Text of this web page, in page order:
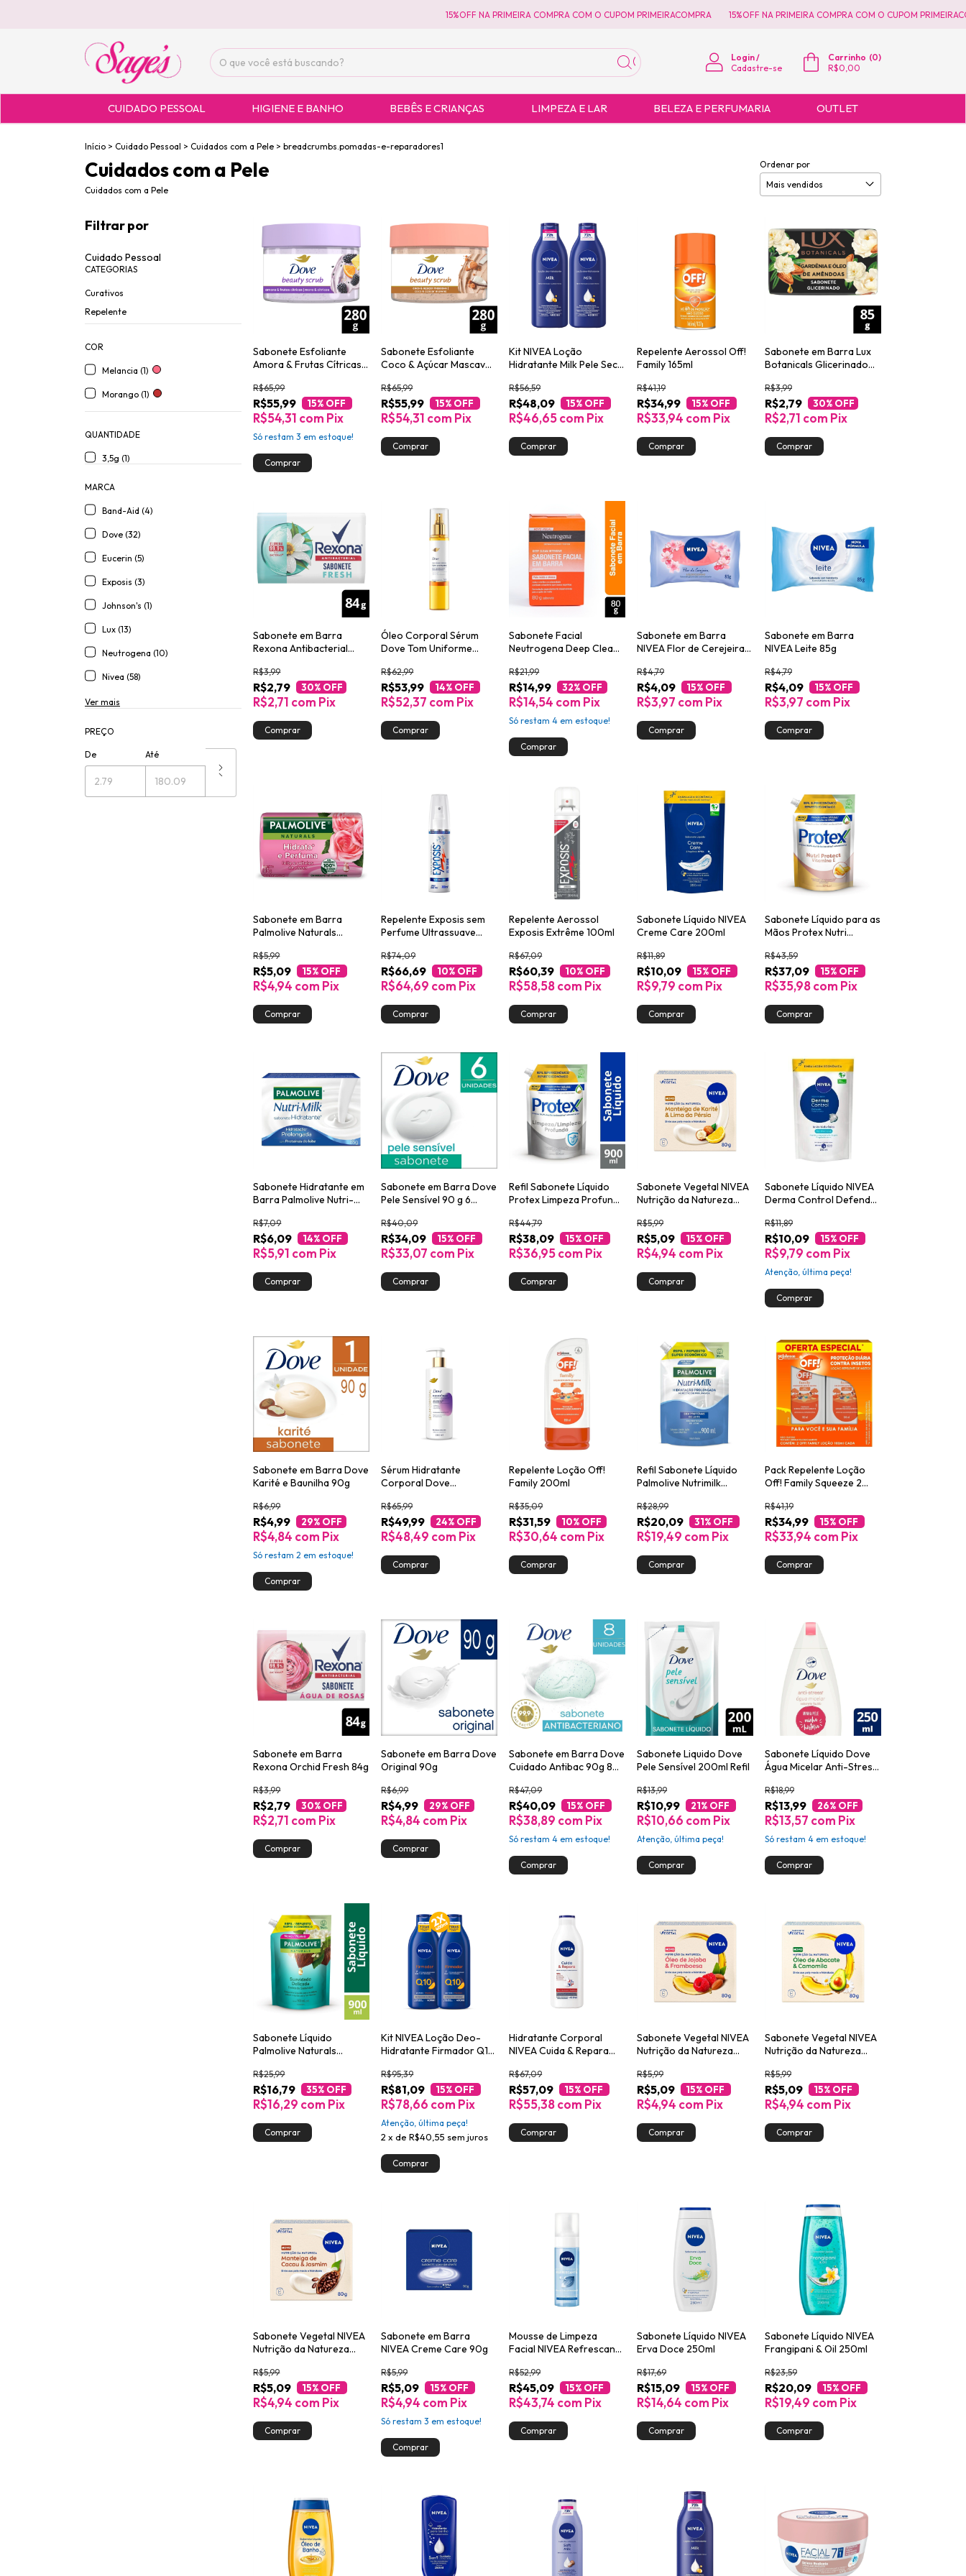
15%OFF NA PRIMEIRA COMPRA COM O CUPOM PRIMEIRACOMPRA 15%OFF NA PRIMEIRA COMPRA COM O CUPOM PRIMEIRACOMPRA
Login /
Cadastre-se
Carrinho (0)
R$0,00
CUIDADO PESSOAL HIGIENE E BANHO BEBÊS E CRIANÇAS LIMPEZA E LAR BELEZA E PERFUMARIA OUTLET
Início > Cuidado Pessoal > Cuidados com a Pele > breadcrumbs.pomadas-e-reparadores1
Cuidados com a Pele
Cuidados com a Pele
Ordenar por
Filtrar por
Cuidado Pessoal
CATEGORIAS
Curativos
Repelente
COR
Melancia (1)
Morango (1)
QUANTIDADE
3,5g (1)
MARCA
Band-Aid (4)
Dove (32)
Eucerin (5)
Exposis (3)
Johnson's (1)
Lux (13)
Neutrogena (10)
Nivea (58)
Ver mais
PREÇO
De Até
Sabonete Esfoliante
Amora & Frutas Cítricas
280g
R$55,99
R$65,99
15% OFF
R$54,31 com Pix
Só restam3 em estoque!
Sabonete Esfoliante
Coco & Açúcar Mascavo
280g
R$55,99
R$65,99
15% OFF
R$54,31 com Pix
Kit NIVEA Loção
Hidratante Milk Pele Seca
R$48,09
R$56,59
15% OFF
R$46,65com Pix
Repelente Aerossol Off!
Family 165ml
R$34,99
R$41,19
15% OFF
R$33,94 com Pix
Sabonete em Barra Lux
Botanicals Glicerinado
Amêndoas 85g
R$2,79
R$3,99
30% OFF
R$2,71 com Pix
Sabonete em Barra
Rexona Antibacterial
R$2,79
R$3,99
30% OFF
R$2,71 com Pix
Óleo Corporal Sérum
Dove Tom Uniforme
Rosa Mosqueta 150ml
R$53,99
R$62,99
14% OFF
R$52,37 com Pix
Sabonete Facial
Neutrogena Deep Clean
R$14,99
R$21,99
32% OFF
R$14,54 com Pix
Só restam4 em estoque!
Sabonete em Barra
NIVEA Flor de Cerejeira
R$4,09
R$4,79
15% OFF
R$3,97 com Pix
Sabonete em Barra
NIVEA Leite 85g
R$4,09
R$4,79
15% OFF
R$3,97 com Pix
Sabonete em Barra
Palmolive Naturals
R$5,09
R$5,99
15% OFF
R$4,94 com Pix
Repelente Exposis sem
Perfume Ultrassuave
R$66,69
R$74,09
10% OFF
R$64,69 com Pix
Repelente Aerossol
Exposis Extrême 100ml
R$60,39
R$67,09
10% OFF
R$58,58com Pix
Sabonete Líquido NIVEA
Creme Care 200ml
R$10,09
R$11,89
15% OFF
R$9,79 com Pix
Sabonete Líquido para as
Mãos Protex Nutri
900ml
R$37,09
R$43,59
15% OFF
R$35,98com Pix
Sabonete Hidratante em
Barra Palmolive Nutri-
Prolongada 85g
R$6,09
R$7,09
14% OFF
R$5,91 com Pix
Sabonete em Barra Dove
Pele Sensível 90 g 6
R$34,09
R$40,09
15% OFF
R$33,07 com Pix
Refil Sabonete Líquido
Protex Limpeza Profunda
R$38,09
R$44,79
15% OFF
R$36,95com Pix
Sabonete Vegetal NIVEA
Nutrição da Natureza
80g
R$5,09
R$5,99
15% OFF
R$4,94 com Pix
Sabonete Líquido NIVEA
Derma Control Defende
R$10,09
R$11,89
15% OFF
R$9,79 com Pix
Atenção, última peça!
Sabonete em Barra Dove
Karité e Baunilha 90g
R$4,99
R$6,99
29% OFF
R$4,84 com Pix
Só restam2 em estoque!
Sérum Hidratante
Corporal Dove
Renovador 380ml
R$49,99
R$65,99
24% OFF
R$48,49 com Pix
Repelente Loção Off!
Family 200ml
R$31,59
R$35,09
10% OFF
R$30,64 com Pix
Refil Sabonete Líquido
Palmolive Nutrimilk
Embalagem Econômica
R$20,09
R$28,99
31% OFF
R$19,49 com Pix
Pack Repelente Loção
Off! Family Squeeze 2
R$34,99
R$41,19
15% OFF
R$33,94 com Pix
Sabonete em Barra
Rexona Orchid Fresh 84g
R$2,79
R$3,99
30% OFF
R$2,71 com Pix
Sabonete em Barra Dove
Original 90g
R$4,99
R$6,99
29% OFF
R$4,84 com Pix
Sabonete em Barra Dove
Cuidado Antibac 90g 8
R$40,09
R$47,09
15% OFF
R$38,89 com Pix
Só restam4 em estoque!
Sabonete Liquido Dove
Pele Sensível 200ml Refil
R$10,99
R$13,99
21% OFF
R$10,66 com Pix
Atenção, última peça!
Sabonete Líquido Dove
Água Micelar Anti-Stress
R$13,99
R$18,99
26% OFF
R$13,57 com Pix
Só restam4 em estoque!
Sabonete Líquido
Palmolive Naturals
900ml
R$16,79
R$25,99
35% OFF
R$16,29 com Pix
Kit NIVEA Loção Deo-
Hidratante Firmador Q10
R$81,09
R$95,39
15% OFF
2 xdeR$40,55 sem juros
R$78,66 com Pix
Atenção, última peça!
Hidratante Corporal
NIVEA Cuida & Repara
R$57,09
R$67,09
15% OFF
R$55,38com Pix
Sabonete Vegetal NIVEA
Nutrição da Natureza
R$5,09
R$5,99
15% OFF
R$4,94 com Pix
Sabonete Vegetal NIVEA
Nutrição da Natureza
R$5,09
R$5,99
15% OFF
R$4,94 com Pix
Sabonete Vegetal NIVEA
Nutrição da Natureza
R$5,09
R$5,99
15% OFF
R$4,94 com Pix
Sabonete em Barra
NIVEA Creme Care 90g
R$5,09
R$5,99
15% OFF
R$4,94 com Pix
Só restam3 em estoque!
Mousse de Limpeza
Facial NIVEA Refrescante
R$45,09
R$52,99
15% OFF
R$43,74 com Pix
Sabonete Líquido NIVEA
Erva Doce 250ml
R$15,09
R$17,69
15% OFF
R$14,64 com Pix
Sabonete Líquido NIVEA
Frangipani & Oil 250ml
R$20,09
R$23,59
15% OFF
R$19,49 com Pix